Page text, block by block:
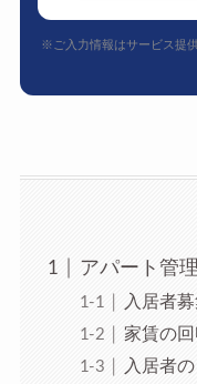
※ご入力情報はサービス提
アパート管
入居者
家賃の回
入居者